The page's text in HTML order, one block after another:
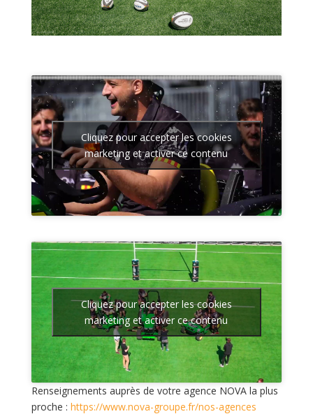
Cliquez pour accepter les cookies
marketing et activer ce contenu
Cliquez pour accepter les cookies
marketing et activer ce contenu
Renseignements auprès de votre agence NOVA la plus
proche : https://www.nova-groupe.fr/nos-agences